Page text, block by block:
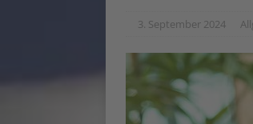
3. September 2024